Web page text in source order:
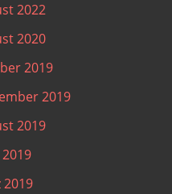
2022
2020
2019
2019
2019
2019